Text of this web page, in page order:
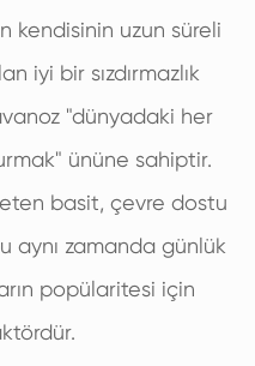
kendisinin uzun süreli
iyi bir sızdırmazlık
"dünyadaki her
ününe sahiptir.
basit, çevre dostu
aynı zamanda günlük
popülaritesi için